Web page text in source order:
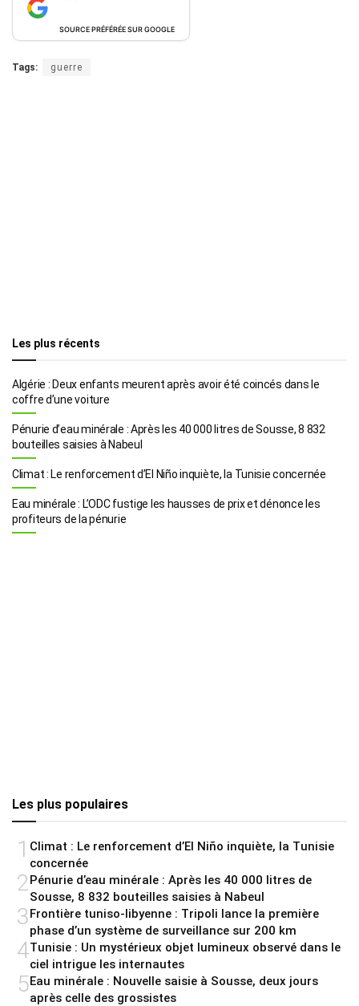
SOURCE PRÉFÉRÉE SUR GOOGLE
Tags: guerre
Les plus récents
Algérie : Deux enfants meurent après avoir été coincés dans le
coffre d’une voiture
Pénurie d’eau minérale : Après les 40 000 litres de Sousse, 8 832
bouteilles saisies à Nabeul
Climat : Le renforcement d’El Niño inquiète, la Tunisie concernée
Eau minérale : L’ODC fustige les hausses de prix et dénonce les
profiteurs de la pénurie
Les plus populaires
1 Climat : Le renforcement d’El Niño inquiète, la Tunisie
concernée
2Pénurie d’eau minérale : Après les 40 000 litres de
Sousse, 8 832 bouteilles saisies à Nabeul
3Frontière tuniso-libyenne : Tripoli lance la première
phase d’un système de surveillance sur 200 km
4Tunisie : Un mystérieux objet lumineux observé dans le
ciel intrigue les internautes
5Eau minérale : Nouvelle saisie à Sousse, deux jours
après celle des grossistes